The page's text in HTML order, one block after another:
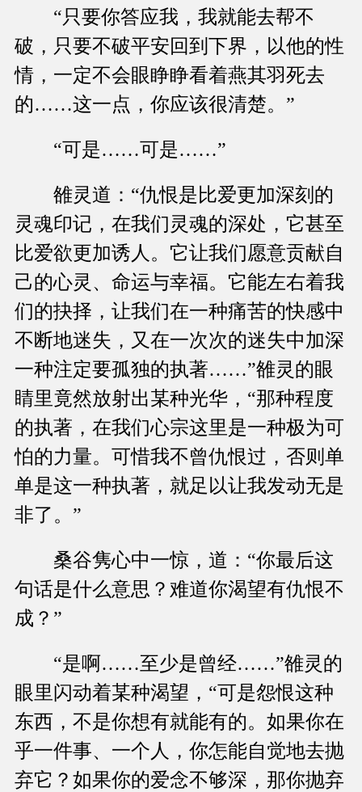
“只要你答应我，我就能去帮不
破，只要不破平安回到下界，以他的性
情，一定不会眼睁睁看着燕其羽死去
的……这一点，你应该很清楚。”
“可是……可是……”
雒灵道：“仇恨是比爱更加深刻的
灵魂印记，在我们灵魂的深处，它甚至
比爱欲更加诱人。它让我们愿意贡献自
己的心灵、命运与幸福。它能左右着我
们的抉择，让我们在一种痛苦的快感中
不断地迷失，又在一次次的迷失中加深
一种注定要孤独的执著……”雒灵的眼
睛里竟然放射出某种光华，“那种程度
的执著，在我们心宗这里是一种极为可
怕的力量。可惜我不曾仇恨过，否则单
单是这一种执著，就足以让我发动无是
非了。”
桑谷隽心中一惊，道：“你最后这
句话是什么意思？难道你渴望有仇恨不
成？”
“是啊……至少是曾经……”雒灵的
眼里闪动着某种渴望，“可是怨恨这种
东西，不是你想有就能有的。如果你在
乎一件事、一个人，你怎能自觉地去抛
弃它？如果你的爱念不够深，那你抛弃